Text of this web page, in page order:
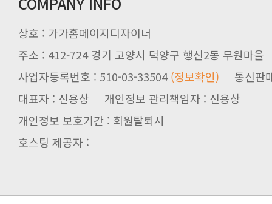
자의 확인을 구하여야 합니다.
상호 : 가가홈페이지디자이너
주소 : 412-724 경기 고양시 덕양구 행신2동 무원마을
사업자등록번호 : 510-03-33504(정보확인) 통신판
대표자 : 신용상 개인정보 관리책임자 : 신용상
개인정보 보호기간 : 회원탈퇴시
호스팅 제공자 :